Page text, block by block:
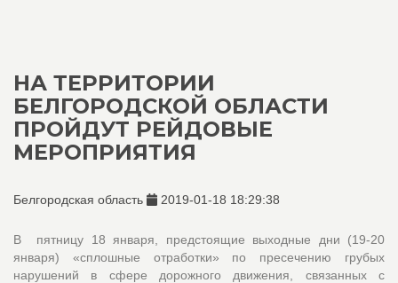
НА ТЕРРИТОРИИ
БЕЛГОРОДСКОЙ ОБЛАСТИ
ПРОЙДУТ РЕЙДОВЫЕ
МЕРОПРИЯТИЯ
Белгородская область 2019-01-18 18:29:38
В пятницу 18 января, предстоящие выходные дни (19-20
января) «сплошные отработки» по пресечению грубых
нарушений в сфере дорожного движения, связанных с